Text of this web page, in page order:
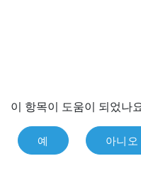
이 항목이 도움이 되었나
예 아니오